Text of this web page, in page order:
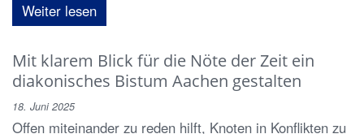
Weiter lesen
Mit klarem Blick für die Nöte der Zeit ein
diakonisches Bistum Aachen gestalten
18. Juni 2025
Offen miteinander zu reden hilft, Knoten in Konflikten zu